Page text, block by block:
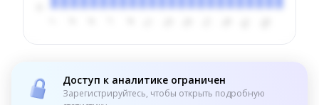
Доступ к аналитике ограничен
Зарегистрируйтесь, чтобы открыть подробную